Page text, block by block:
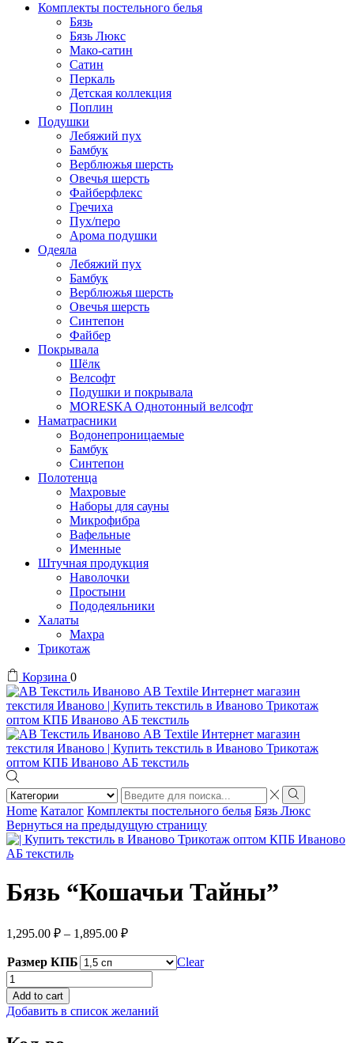
Комплекты постельного белья
Бязь
Бязь Люкс
Мако-сатин
Сатин
Перкаль
Детская коллекция
Поплин
Подушки
Лебяжий пух
Бамбук
Верблюжья шерсть
Овечья шерсть
Файберфлекс
Гречиха
Пух/перо
Арома подушки
Одеяла
Лебяжий пух
Бамбук
Верблюжья шерсть
Овечья шерсть
Синтепон
Файбер
Покрывала
Шёлк
Велсофт
Подушки и покрывала
MORESKA Однотонный велсофт
Наматрасники
Водонепроницаемые
Бамбук
Синтепон
Полотенца
Махровые
Наборы для сауны
Микрофибра
Вафельные
Именные
Штучная продукция
Наволочки
Простыни
Пододеяльники
Халаты
Махра
Трикотаж
Корзина 0
Search
input
Search
Home Каталог Комплекты постельного белья Бязь Люкс
Вернуться на предыдущую страницу
Бязь “Кошачьи Тайны”
1,295.00 ₽ – 1,895.00 ₽
Размер КПБ
Clear
Бязь
"Кошачьи
Тайны"
quantity
Add to cart
Добавить в список желаний